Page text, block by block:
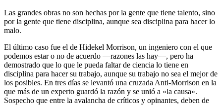
Las grandes obras no son hechas por la gente que tiene talento, sino
por la gente que tiene disciplina, aunque sea disciplina para hacer lo
malo.
El último caso fue el de Hidekel Morrison, un ingeniero con el que
podemos estar o no de acuerdo —razones las hay—, pero ha
demostrado que lo que le pueda faltar de ciencia lo tiene en
disciplina para hacer su trabajo, aunque su trabajo no sea el mejor de
los posibles. En tres días se levantó una cruzada Anti-Morrison en la
que más de un experto guardó la razón y se unió a «la causa».
Sospecho que entre la avalancha de críticos y opinantes, deben de